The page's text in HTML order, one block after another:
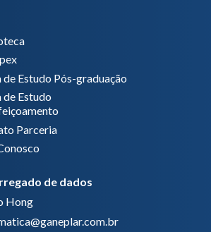
de Estudo Pós-graduação
de Estudo
Parceria
de dados
Hong